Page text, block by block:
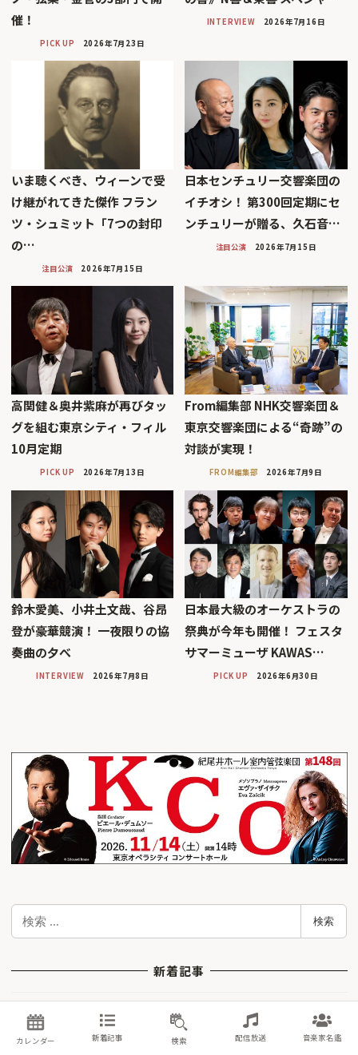
催！
PICK UP 2026年7月23日
INTERVIEW 2026年7月16日
いま聴くべき、ウィーンで受
け継がれてきた傑作 フラン
ツ・シュミット「7つの封印
の…
注目公演 2026年7月15日
日本センチュリー交響楽団の
イチオシ！ 第300回定期にセ
ンチュリーが贈る、久石音…
注目公演 2026年7月15日
高関健＆奥井紫麻が再びタッ
グを組む東京シティ・フィル
10月定期
PICK UP 2026年7月13日
From編集部 NHK交響楽団＆
東京交響楽団による“奇跡”の
対談が実現！
FROM編集部 2026年7月9日
鈴木愛美、小井土文哉、谷昂
登が豪華競演！ 一夜限りの協
奏曲の夕べ
INTERVIEW 2026年7月8日
日本最大級のオーケストラの
祭典が今年も開催！ フェスタ
サマーミューザ KAWAS…
PICK UP 2026年6月30日
検索
新着記事
N響メンバーも参加！ 第7回那須クラシッ
ク音楽祭がまもなく開幕
カレンダー 新着記事 検索 配信放送 音楽家名鑑